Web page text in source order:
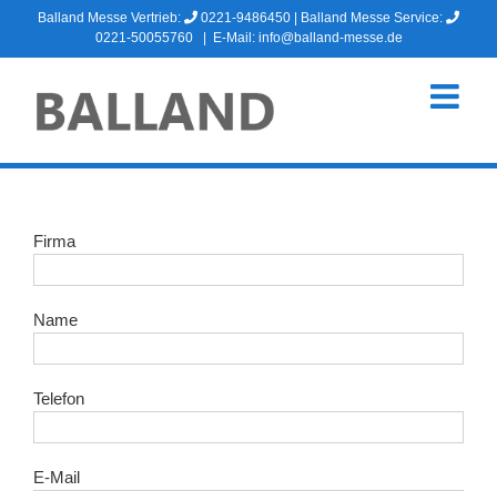
springen
Balland Messe Vertrieb: 0221-9486450 | Balland Messe Service:
0221-50055760
E-Mail: info@balland-messe.de
Firma
Name
Telefon
E-Mail